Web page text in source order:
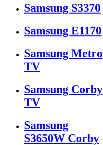
Samsung S3370
Samsung E1170
Samsung Metro
TV
Samsung Corby
TV
Samsung
S3650W Corby